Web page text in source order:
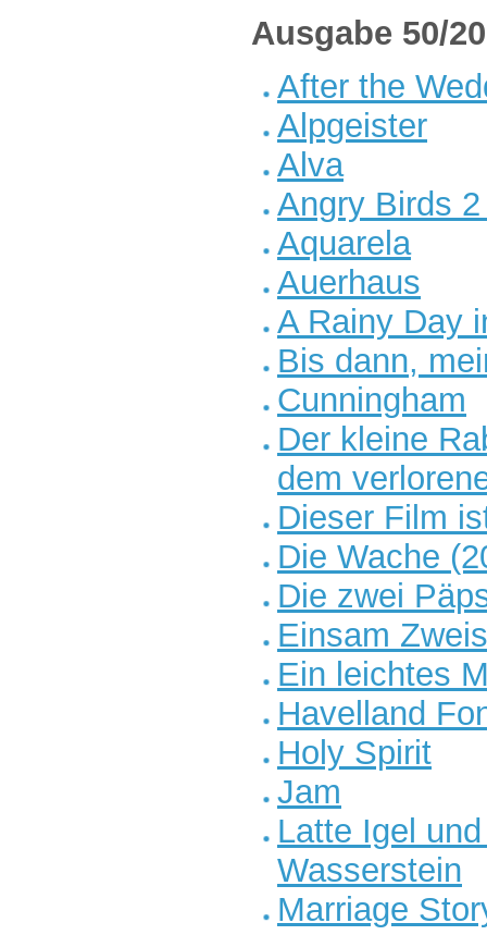
Ausgabe 50/
After the
Alpgeister
Alva
Angry Birds
Aquarela
Auerhaus
A Rainy Day
Bis dann,
Cunningham
Der kleine
dem
Dieser Film
Die Wache
Die zwei
Einsam
Ein leichtes
Havelland
Holy Spirit
Jam
Latte Igel
Wasserstein
Marriage